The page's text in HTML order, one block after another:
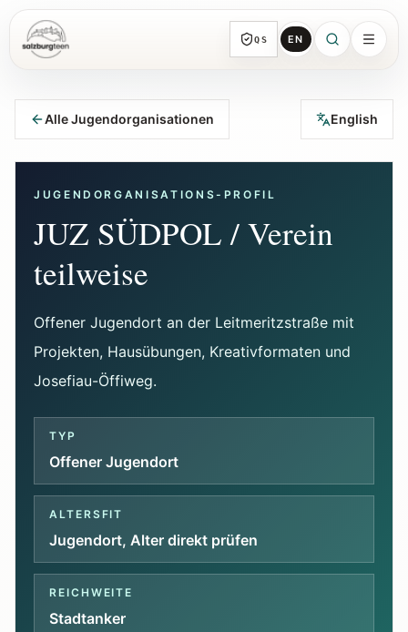
SalzburgTeen QS EN
Rubriken
Von jeder Seite direkt zur nächsten
Jugendrelevante Termine, Schnupperstunden
und geprüfte Einreichungen.
Interaktive Planer und schnelle
Orientierungshilfen.
Hilfe
Unterstützung, Elternfragen und offizielle
Anlaufstellen.
Updates
Alle Jugendorganisationen English
JUGENDORGANISATIONS-PROFIL
JUZ SÜDPOL / Verein
teilweise
Offener Jugendort an der Leitmeritzstraße mit
Projekten, Hausübungen, Kreativformaten und
Josefiau-Öffiweg.
TYP
Offener Jugendort
ALTERSFIT
Jugendort, Alter direkt prüfen
REICHWEITE
Stadtanker